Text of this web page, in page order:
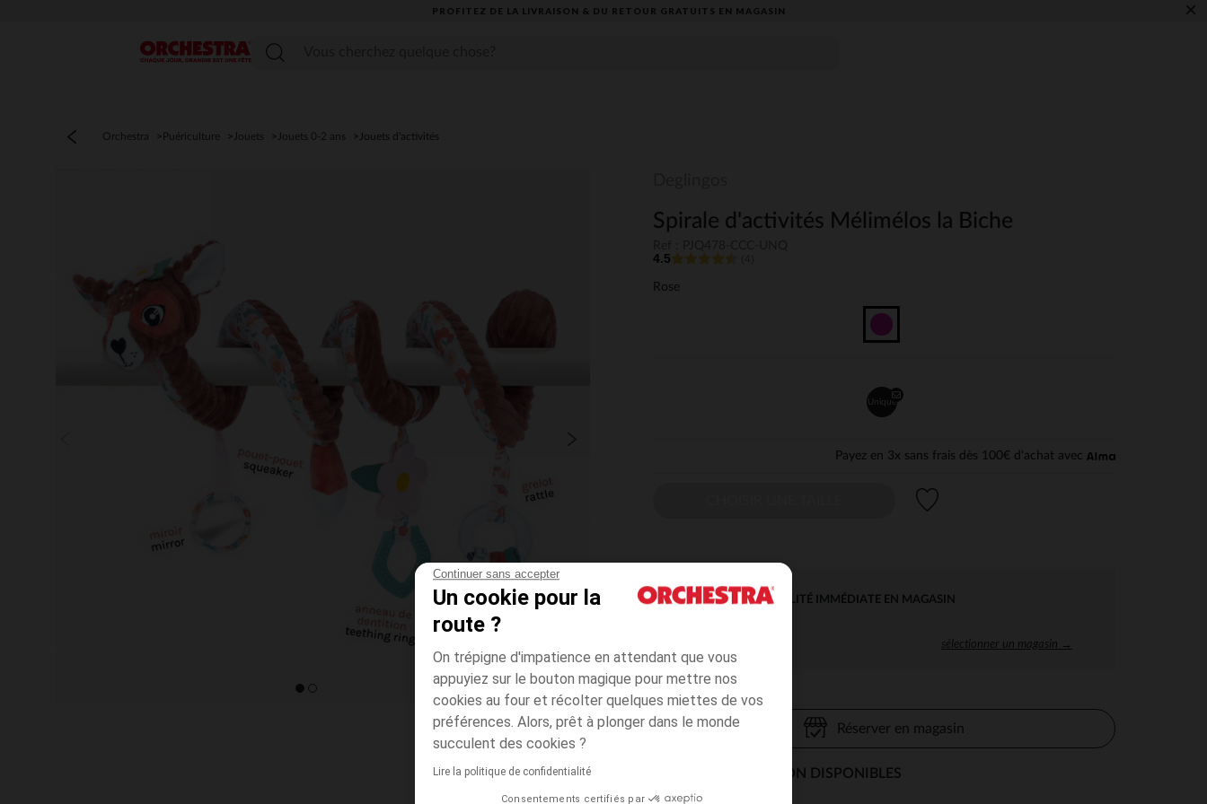
Continuer sans accepter
Un cookie pour la
route ?
On trépigne d'impatience en attendant que vous
appuyiez sur le bouton magique pour mettre nos
cookies au four et récolter quelques miettes de vos
préférences. Alors, prêt à plonger dans le monde
succulent des cookies ?
Lire la politique de confidentialité
Consentements certifiés par
PROFITEZ DE LA LIVRAISON & DU RETOUR GRATUITS EN MAGASIN​ ×
Menu
Orchestra Puériculture Jouets Jouets 0-2 ans Jouets d'activités
Spirale d'activités Mélimélos la Biche
4.5
Rose
Unique
Payez en 3x sans frais dès 100€ d'achat avec
DISPONIBILITÉ IMMÉDIATE EN MAGASIN
sélectionner un magasin →
Réserver en magasin
MODES DE LIVRAISON DISPONIBLES